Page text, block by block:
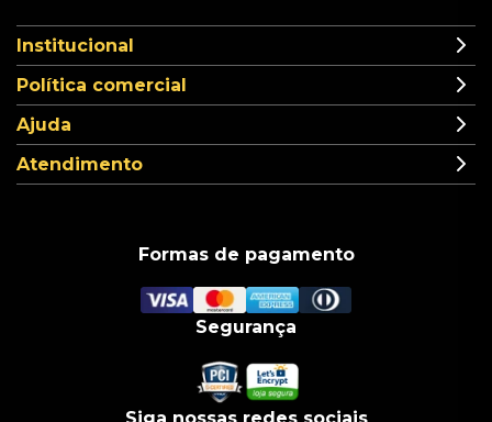
Institucional
Política comercial
Ajuda
Atendimento
Formas de pagamento
Segurança